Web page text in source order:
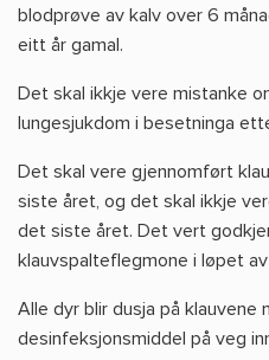
blodprøve av kalv over 6
eitt år gamal.
Det skal ikkje vere mistanke
lungesjukdom i besetninga
Det skal vere gjennomført
siste året, og det skal ikkje
det siste året. Det vert
klauvspalteflegmone i løpet
Alle dyr blir dusja på klauvene
desinfeksjonsmiddel på veg